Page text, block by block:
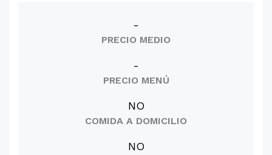
-
PRECIO MEDIO
-
PRECIO MENÚ
NO
COMIDA A DOMICILIO
NO